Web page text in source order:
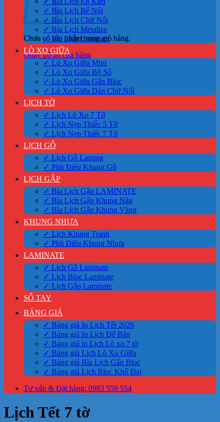
Chưa có sản phẩm trong giỏ hàng.
Quay trở lại cửa hàng
✓ Bìa Lịch Bế Nổi
✓ Bìa Lịch Chữ Nổi
✓ Bìa Lịch Metalize
✓ Bìa Lịch Laminate
LÒ XO GIỮA
✓ Lò Xo Giữa Mini
✓ Lò Xo Giữa Bộ Số
✓ Lò Xo Giữa Gắn Bloc
✓ Lò Xo Giữa Dán Chữ Nổi
LỊCH TỜ
✓ Lịch Lò Xo 7 Tờ
✓ Lịch Nẹp Thiếc 5 Tờ
✓ Lịch Nẹp Thiếc 7 Tờ
LỊCH GỖ
✓ Lịch Gỗ Lamina
✓ Phù Điêu Khung Gỗ
LỊCH GẬP
✓ Bìa Lịch Gập LAMINATE
✓ Bìa Lịch Gập Khung Nâu
✓ Bìa Lịch Gập Khung Vàng
KHUNG NHỰA
✓ Lịch Khung Tranh
✓ Phù Điêu Khung Nhựa
LAMINATE
✓ Lịch Gỗ Laminate
✓ Lịch Bloc Laminate
✓ Lịch Gập Laminate
SỔ TAY
BẢNG GIÁ
✓ Bảng giá In Lịch Tết 2026
✓ Bảng giá In Lịch Để Bàn
✓ Bảng giá in Lịch Lò xo 7 tờ
✓ Bảng giá Lịch Lò Xo Giữa
✓ Bảng giá Bìa Lịch Gắn Bloc
✓ Bảng giá Lịch Bloc Khổ Đại
Tư vấn & Đặt hàng: 0983 559 554
Lịch Tết 7 tờ